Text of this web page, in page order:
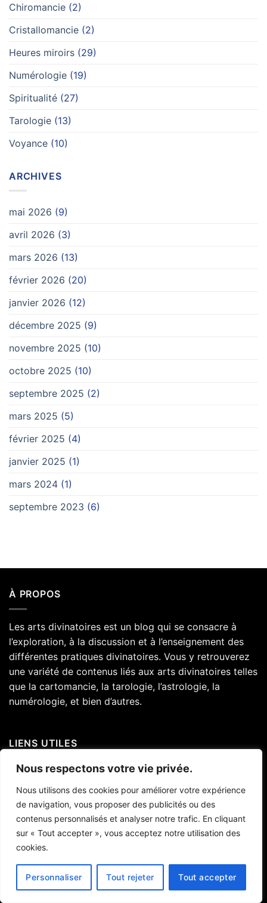
Nous respectons votre vie privée.
Nous utilisons des cookies pour améliorer votre expérience
de navigation, vous proposer des publicités ou des
contenus personnalisés et analyser notre trafic. En cliquant
sur « Tout accepter », vous acceptez notre utilisation des
cookies.
Personnaliser Tout rejeter Tout accepter
Chiromancie (2)
Cristallomancie (2)
Heures miroirs (29)
Numérologie (19)
Spiritualité (27)
Tarologie (13)
Voyance (10)
ARCHIVES
mai 2026 (9)
avril 2026 (3)
mars 2026 (13)
février 2026 (20)
janvier 2026 (12)
décembre 2025 (9)
novembre 2025 (10)
octobre 2025 (10)
septembre 2025 (2)
mars 2025 (5)
février 2025 (4)
janvier 2025 (1)
mars 2024 (1)
septembre 2023 (6)
À PROPOS
Les arts divinatoires est un blog qui se consacre à
l’exploration, à la discussion et à l’enseignement des
différentes pratiques divinatoires. Vous y retrouverez
une variété de contenus liés aux arts divinatoires telles
que la cartomancie, la tarologie, l’astrologie, la
numérologie, et bien d’autres.
LIENS UTILES
Mentions Légales
Nous contacter
Qui sommes nous ?